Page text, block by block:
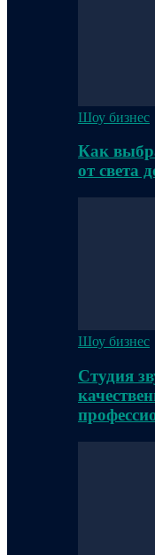
Шоу бизнес
Как
от света
Шоу бизнес
Студия